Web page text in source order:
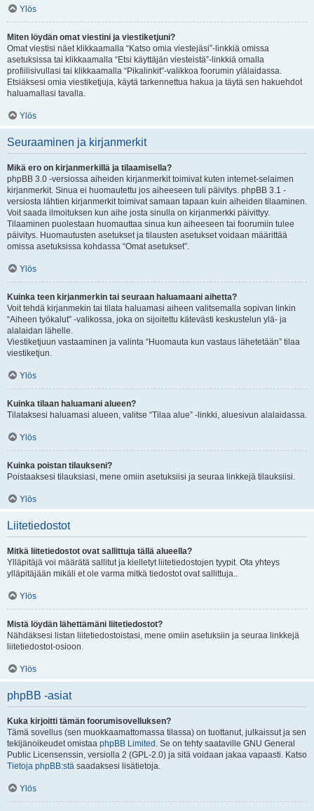
Ylös
Miten löydän omat viestini ja viestiketjuni?
Omat viestisi näet klikkaamalla “Katso omia viestejäsi”-linkkiä omissa
asetuksissa tai klikkaamalla “Etsi käyttäjän viesteistä”-linkkiä omalla
profiilisivullasi tai klikkaamalla “Pikalinkit”-valikkoa foorumin ylälaidassa.
Etsiäksesi omia viestiketjuja, käytä tarkennettua hakua ja täytä sen hakuehdot
haluamallasi tavalla.
Ylös
Seuraaminen ja kirjanmerkit
Mikä ero on kirjanmerkillä ja tilaamisella?
phpBB 3.0 -versiossa aiheiden kirjanmerkit toimivat kuten internet-selaimen
kirjanmerkit. Sinua ei huomautettu jos aiheeseen tuli päivitys. phpBB 3.1 -
versiosta lähtien kirjanmerkit toimivat samaan tapaan kuin aiheiden tilaaminen.
Voit saada ilmoituksen kun aihe josta sinulla on kirjanmerkki päivittyy.
Tilaaminen puolestaan huomauttaa sinua kun aiheeseen tai foorumiin tulee
päivitys. Huomautusten asetukset ja tilausten asetukset voidaan määrittää
omissa asetuksissa kohdassa “Omat asetukset”.
Ylös
Kuinka teen kirjanmerkin tai seuraan haluamaani aihetta?
Voit tehdä kirjanmekin tai tilata haluamasi aiheen valitsemalla sopivan linkin
“Aiheen työkalut” -valikossa, joka on sijoitettu kätevästi keskustelun ylä- ja
alalaidan lähelle.
Viestiketjuun vastaaminen ja valinta “Huomauta kun vastaus lähetetään” tilaa
viestiketjun.
Ylös
Kuinka tilaan haluamani alueen?
Tilataksesi haluamasi alueen, valitse “Tilaa alue” -linkki, aluesivun alalaidassa.
Ylös
Kuinka poistan tilaukseni?
Poistaaksesi tilauksiasi, mene omiin asetuksiisi ja seuraa linkkejä tilauksiisi.
Ylös
Liitetiedostot
Mitkä liitetiedostot ovat sallittuja tällä alueella?
Ylläpitäjä voi määrätä sallitut ja kielletyt liitetiedostojen tyypit. Ota yhteys
ylläpitäjään mikäli et ole varma mitkä tiedostot ovat sallittuja..
Ylös
Mistä löydän lähettämäni liitetiedostot?
Nähdäksesi listan liitetiedostoistasi, mene omiin asetuksiin ja seuraa linkkejä
liitetiedostot-osioon.
Ylös
phpBB -asiat
Kuka kirjoitti tämän foorumisovelluksen?
Tämä sovellus (sen muokkaamattomassa tilassa) on tuottanut, julkaissut ja sen
tekijänoikeudet omistaa phpBB Limited . Se on tehty saataville GNU General
Public Licensenssin, versiolla 2 (GPL-2.0) ja sitä voidaan jakaa vapaasti. Katso
Tietoja phpBB:stä saadaksesi lisätietoja.
Ylös